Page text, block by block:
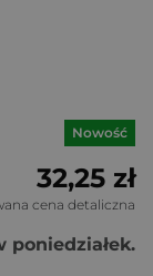
Nowość
32,25 zł
cena detaliczna
poniedziałek.